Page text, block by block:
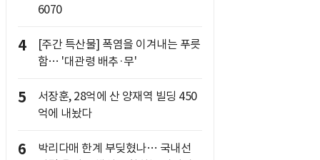
6070
4
[주간 특산물] 폭염을 이겨내는 푸릇
함… '대관령 배추·무'
5
서장훈, 28억에 산 양재역 빌딩 450
억에 내놨다
6
박리다매 한계 부딪혔나… 국내선